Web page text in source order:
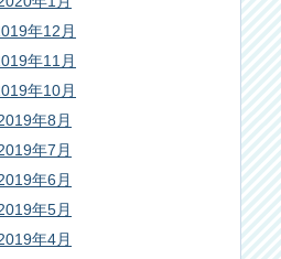
年12月
年11月
年10月
年8月
年7月
年6月
年5月
年4月